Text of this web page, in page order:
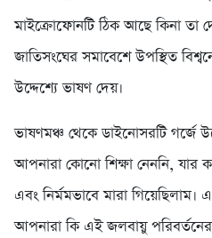
মাইক্রোফোনটি ঠিক আছে কিনা তা
জাতিসংঘের সমাবেশে উপস্থিত
উদ্দেশ্যে ভাষণ দেয়।
ভাষণমঞ্চ থেকে ডাইনোসরটি গর্জে
আপনারা কোনো শিক্ষা নেননি, যার
এবং নির্মমভাবে মারা
আপনারা কি এই জলবায়ু